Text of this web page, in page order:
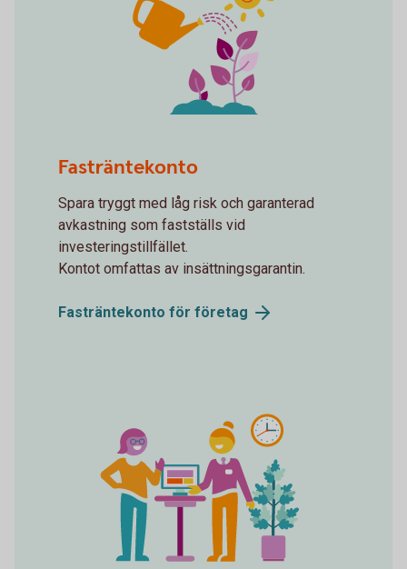
Fasträntekonto
Spara tryggt med låg risk och garanterad
avkastning som fastställs vid
investeringstillfället.
Kontot omfattas av insättningsgarantin.
Fasträntekonto för företag